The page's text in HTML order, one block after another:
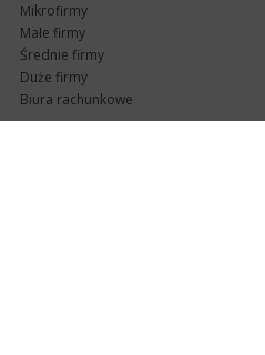
Mikrofirmy
Małe firmy
Średnie firmy
Duże firmy
Biura rachunkowe